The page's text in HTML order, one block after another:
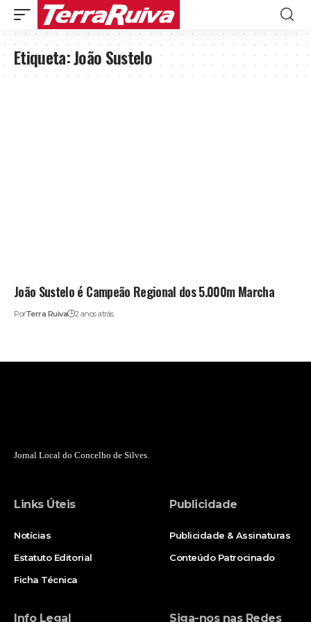
Etiqueta:João Sustelo
João Sustelo é Campeão Regional dos 5.000m Marcha
PorTerra Ruiva 2 anos atrás
Jornal Local do Concelho de Silves.
Links Úteis
Notícias
Estatuto Editorial
Ficha Técnica
Publicidade
Publicidade & Assinaturas
Conteúdo Patrocinado
Info Legal Siga-nos nas Redes